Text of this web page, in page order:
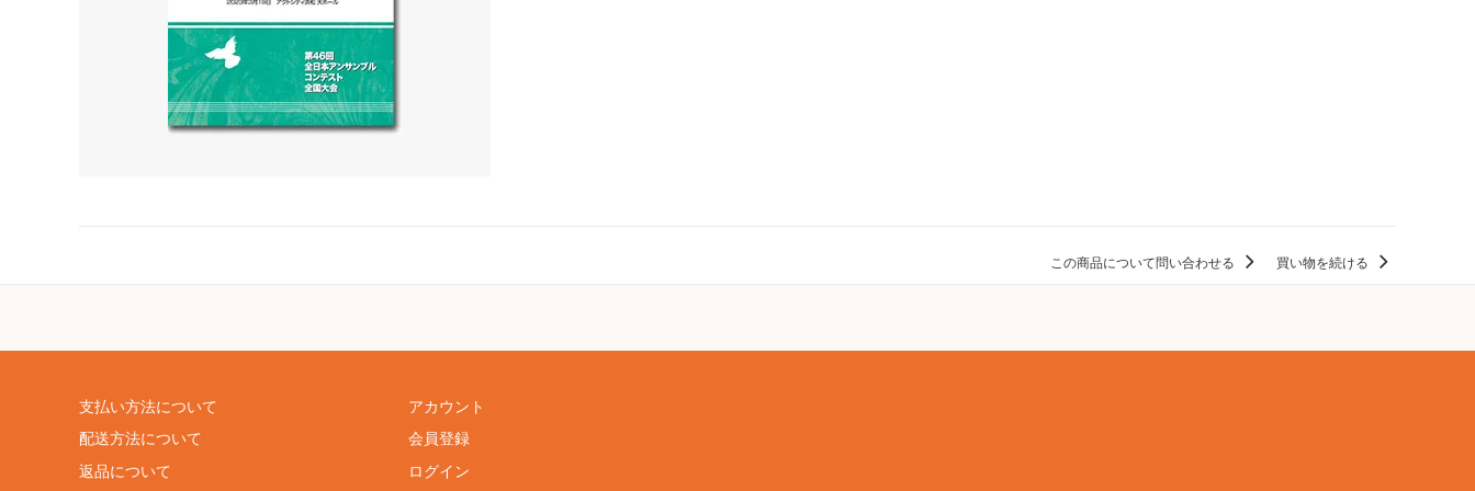
この商品について問い合わせる 買い物を続ける
支払い方法について
配送方法について
返品について
アカウント
会員登録
ログイン